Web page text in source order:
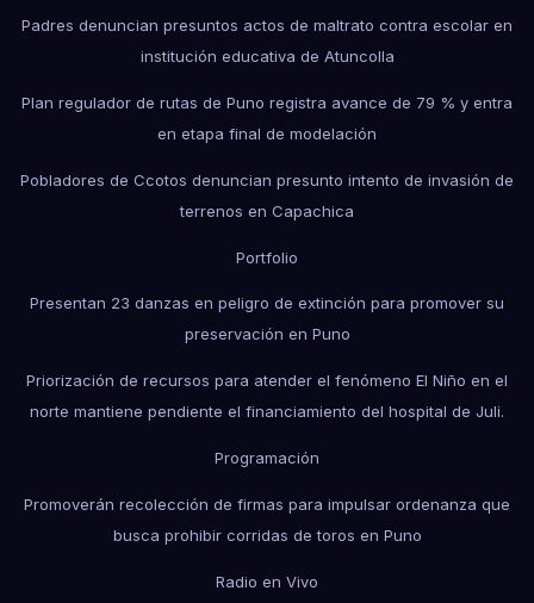
Padres denuncian presuntos actos de maltrato contra escolar en
institución educativa de Atuncolla
Plan regulador de rutas de Puno registra avance de 79 % y entra
en etapa final de modelación
Pobladores de Ccotos denuncian presunto intento de invasión de
terrenos en Capachica
Portfolio
Presentan 23 danzas en peligro de extinción para promover su
preservación en Puno
Priorización de recursos para atender el fenómeno El Niño en el
norte mantiene pendiente el financiamiento del hospital de Juli.
Programación
Promoverán recolección de firmas para impulsar ordenanza que
busca prohibir corridas de toros en Puno
Radio en Vivo